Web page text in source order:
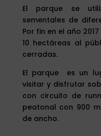
El parque se
sementales de
Por fin en el año
10 hectáreas al
cerradas.
El parque es un
visitar y disfrutar
con circuito de
peatonal con 900
de ancho.